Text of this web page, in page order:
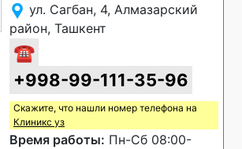
ул. Сагбан, 4, Алмазарский
район, Ташкент
☎
+998-99-111-35-96
Скажите, что нашли номер телефона на
Клиникс уз
Время работы: Пн-Сб 08:00-